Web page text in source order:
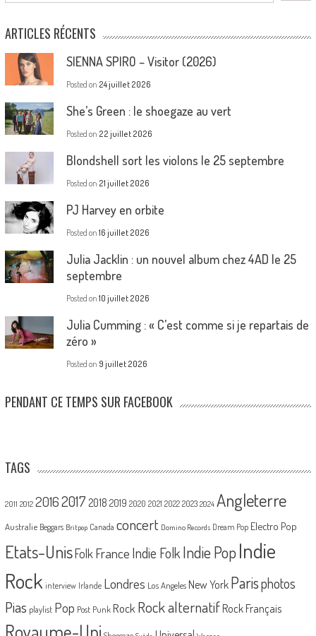
ARTICLES RÉCENTS
SIENNA SPIRO – Visitor (2026)
Posted on 24 juillet 2026
She’s Green : le shoegaze au vert
Posted on 22 juillet 2026
Blondshell sort les violons le 25 septembre
Posted on 21 juillet 2026
PJ Harvey en orbite
Posted on 16 juillet 2026
Julia Jacklin : un nouvel album chez 4AD le 25
septembre
Posted on 10 juillet 2026
Julia Cumming : « C’est comme si je repartais de
zéro »
Posted on 9 juillet 2026
PENDANT CE TEMPS SUR FACEBOOK
TAGS
2011 2012 20162017 2018 2019 2020 2021 2022 2023 2024 Angleterre
Australie Beggars Britpop Canada concert Domino Records Dream Pop Electro Pop
Etats-UnisFolk France Indie Folk Indie PopIndie
Rock interview Irlande Londres Los Angeles New York Parisphotos
Pias playlist Pop Post Punk Rock Rock alternatif Rock Français
Royaume-Uni